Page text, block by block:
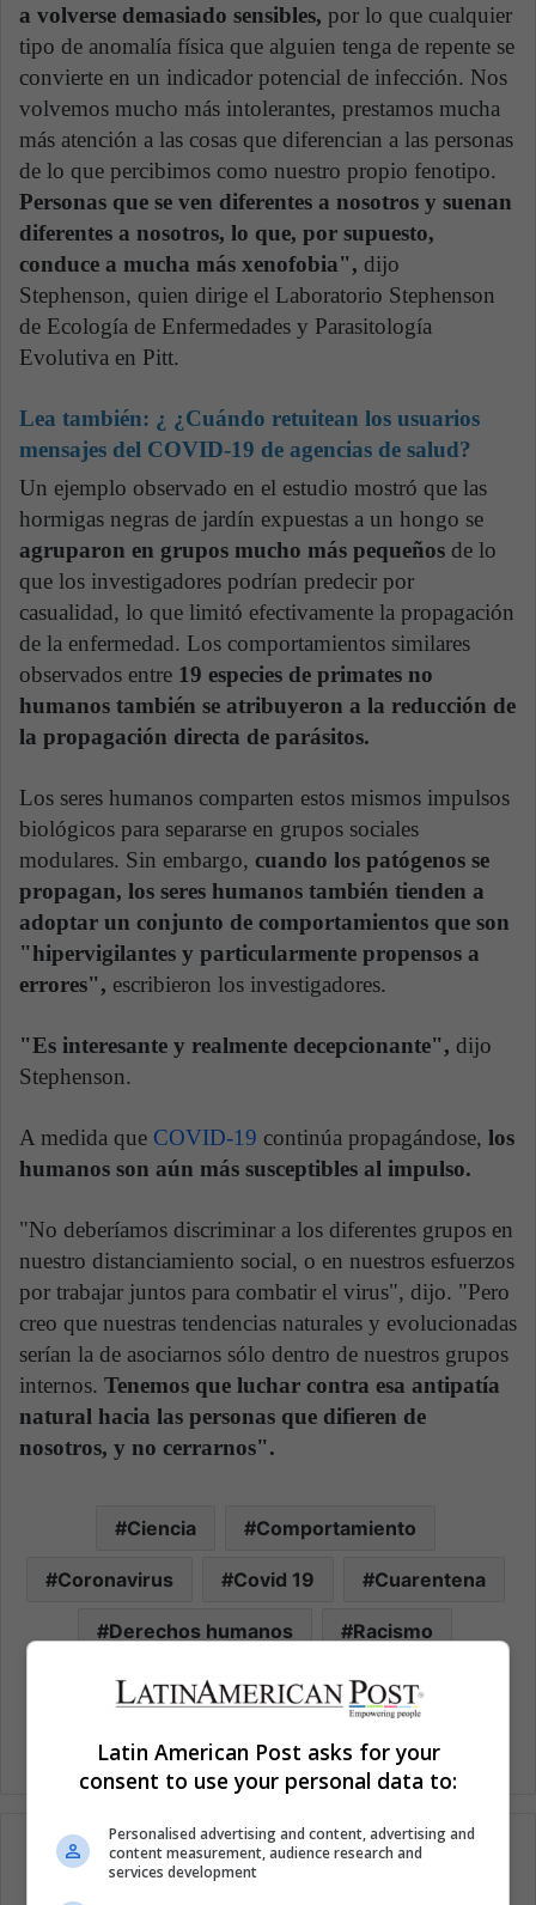
a volverse demasiado sensibles, por lo que cualquier
tipo de anomalía física que alguien tenga de repente se
convierte en un indicador potencial de infección. Nos
volvemos mucho más intolerantes, prestamos mucha
más atención a las cosas que diferencian a las personas
de lo que percibimos como nuestro propio fenotipo.
Personas que se ven diferentes a nosotros y suenan
diferentes a nosotros, lo que, por supuesto,
conduce a mucha más xenofobia", dijo
Stephenson, quien dirige el Laboratorio Stephenson
de Ecología de Enfermedades y Parasitología
Evolutiva en Pitt.
Lea también: ¿ ¿Cuándo retuitean los usuarios
mensajes del COVID-19 de agencias de salud?
Un ejemplo observado en el estudio mostró que las
hormigas negras de jardín expuestas a un hongo se
agruparon en grupos mucho más pequeños de lo
que los investigadores podrían predecir por
casualidad, lo que limitó efectivamente la propagación
de la enfermedad. Los comportamientos similares
observados entre 19 especies de primates no
humanos también se atribuyeron a la reducción de
la propagación directa de parásitos.
Los seres humanos comparten estos mismos impulsos
biológicos para separarse en grupos sociales
modulares. Sin embargo, cuando los patógenos se
propagan, los seres humanos también tienden a
adoptar un conjunto de comportamientos que son
"hipervigilantes y particularmente propensos a
errores", escribieron los investigadores.
"Es interesante y realmente decepcionante", dijo
Stephenson.
A medida que COVID-19 continúa propagándose, los
humanos son aún más susceptibles al impulso.
"No deberíamos discriminar a los diferentes grupos en
nuestro distanciamiento social, o en nuestros esfuerzos
por trabajar juntos para combatir el virus", dijo. "Pero
creo que nuestras tendencias naturales y evolucionadas
serían la de asociarnos sólo dentro de nuestros grupos
internos. Tenemos que luchar contra esa antipatía
natural hacia las personas que difieren de
nosotros, y no cerrarnos".
Ciencia Comportamiento
Coronavirus Covid 19 Cuarentena
Derechos humanos Racismo
Xenofobia
Latin American Post asks for your
consent to use your personal data to:
Personalised advertising and content, advertising and
content measurement, audience research and
services development